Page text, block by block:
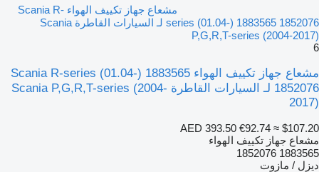
مشعاع جهاز تكييف الهواء Scania R-
series (01.04-) 1883565 1852076 لـ السيارات القاطرة Scania
P,G,R,T-series (2004-2017)
6
مشعاع جهاز تكييف الهواء Scania R-series (01.04-) 1883565
1852076 لـ السيارات القاطرة Scania P,G,R,T-series (2004-
2017)
AED 393.50 €92.74 ≈ $107.20
مشعاع جهاز تكييف الهواء
1883565 1852076
ديزل / مازوت